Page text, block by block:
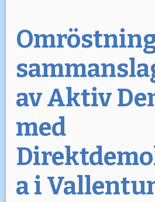
av Aktiv
med
a i